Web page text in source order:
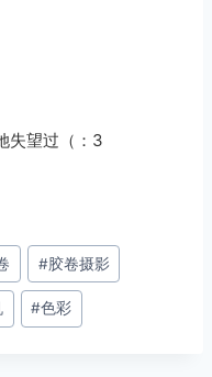
失望过（：3
#胶卷摄影
#色彩